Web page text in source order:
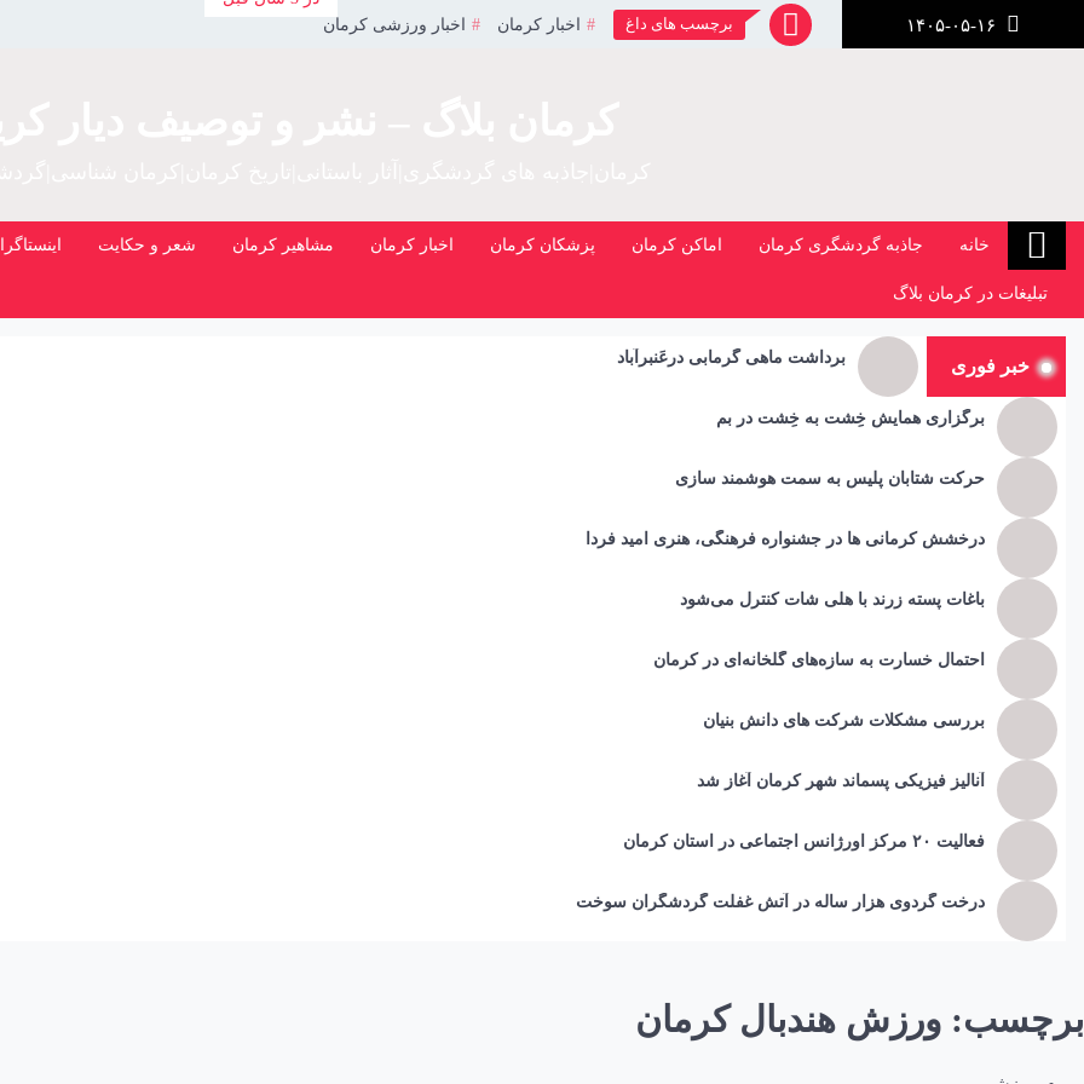
برچسب های داغ اخبار کرمان اخبار ورزشی کرمان
خانه جاذبه گردشگری کرمان اماکن کرمان پزشکان کرمان اخبار کرمان مشاهیر کرمان شعر و حکایت
تبلیغات در کرمان بلاگ
خبر فوری برداشت ماهی گرمابی درعَنبرآباد
برگزاری همایش خِشت به خِشت در بم
حرکت شتابان پلیس به سمت هوشمند سازی
درخشش کرمانی ها در جشنواره فرهنگی، هنری امید فردا
باغات پسته زرند با هلی شات کنترل می‌شود
احتمال خسارت به ساز‌ه‌های گلخانه‌ای در کرمان
بررسی مشکلات شرکت های دانش بنیان
آنالیز فیزیکی پسماند شهر کرمان آغاز شد
فعالیت ۲۰ مرکز اورژانس اجتماعی در استان کرمان
درخت گردوی هزار ساله در آتش غفلت گردشگران سوخت
برچسب: ورزش هندبال کرمان